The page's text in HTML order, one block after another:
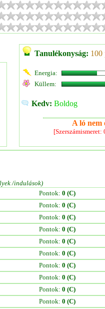
Tanulékonyság: 100
Energia:
Küllem:
Kedv: Boldog
A ló nem
/indulások)
Pontok: 0 (C)
Pontok: 0 (C)
Pontok: 0 (C)
Pontok: 0 (C)
Pontok: 0 (C)
Pontok: 0 (C)
Pontok: 0 (C)
Pontok: 0 (C)
Pontok: 0 (C)
Pontok: 0 (C)